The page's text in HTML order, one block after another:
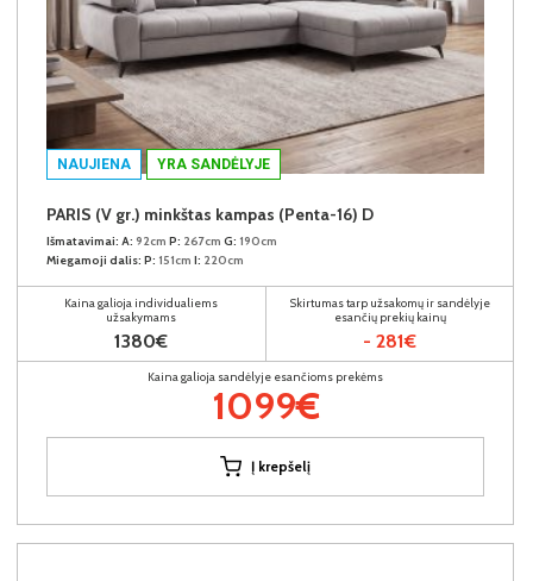
NAUJIENA YRA SANDĖLYJE
PARIS (V gr.) minkštas kampas (Penta-16) D
Išmatavimai: A: 92cm P: 267cm G: 190cm
Miegamoji dalis: P: 151cm I: 220cm
Kaina galioja individualiems
užsakymams
1380€
Skirtumas tarp užsakomų ir sandėlyje
esančių prekių kainų
- 281€
Kaina galioja sandėlyje esančioms prekėms
1099€
Į krepšelį